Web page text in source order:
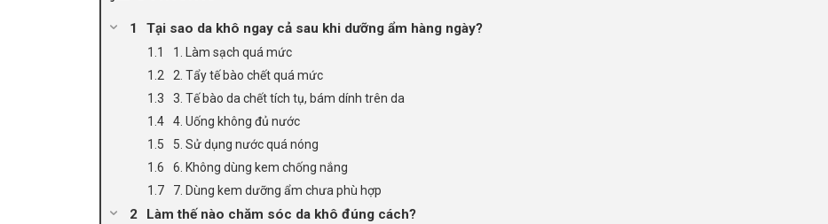
Tại sao da khô ngay cả sau khi dưỡng ẩm hàng ngày?
1. Làm sạch quá mức
2. Tẩy tế bào chết quá mức
3. Tế bào da chết tích tụ, bám dính trên da
4. Uống không đủ nước
5. Sử dụng nước quá nóng
6. Không dùng kem chống nắng
7. Dùng kem dưỡng ẩm chưa phù hợp
Làm thế nào chăm sóc da khô đúng cách?